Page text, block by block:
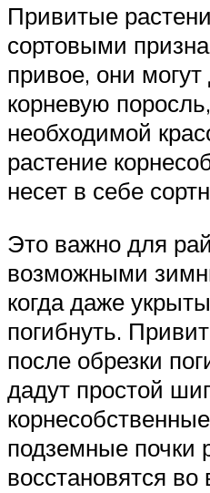
Привитые
сортовыми
привое, они
корневую
необходимой
растение
несет в себе
Это важно для
возможными
когда даже
погибнуть.
после обрезки
дадут простой
подземные почки
восстановятся во